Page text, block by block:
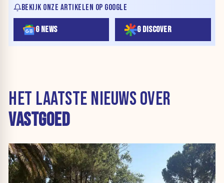
BEKIJK ONZE ARTIKELEN OP GOOGLE
G NEWS G DISCOVER
HET LAATSTE NIEUWS OVER
VASTGOED